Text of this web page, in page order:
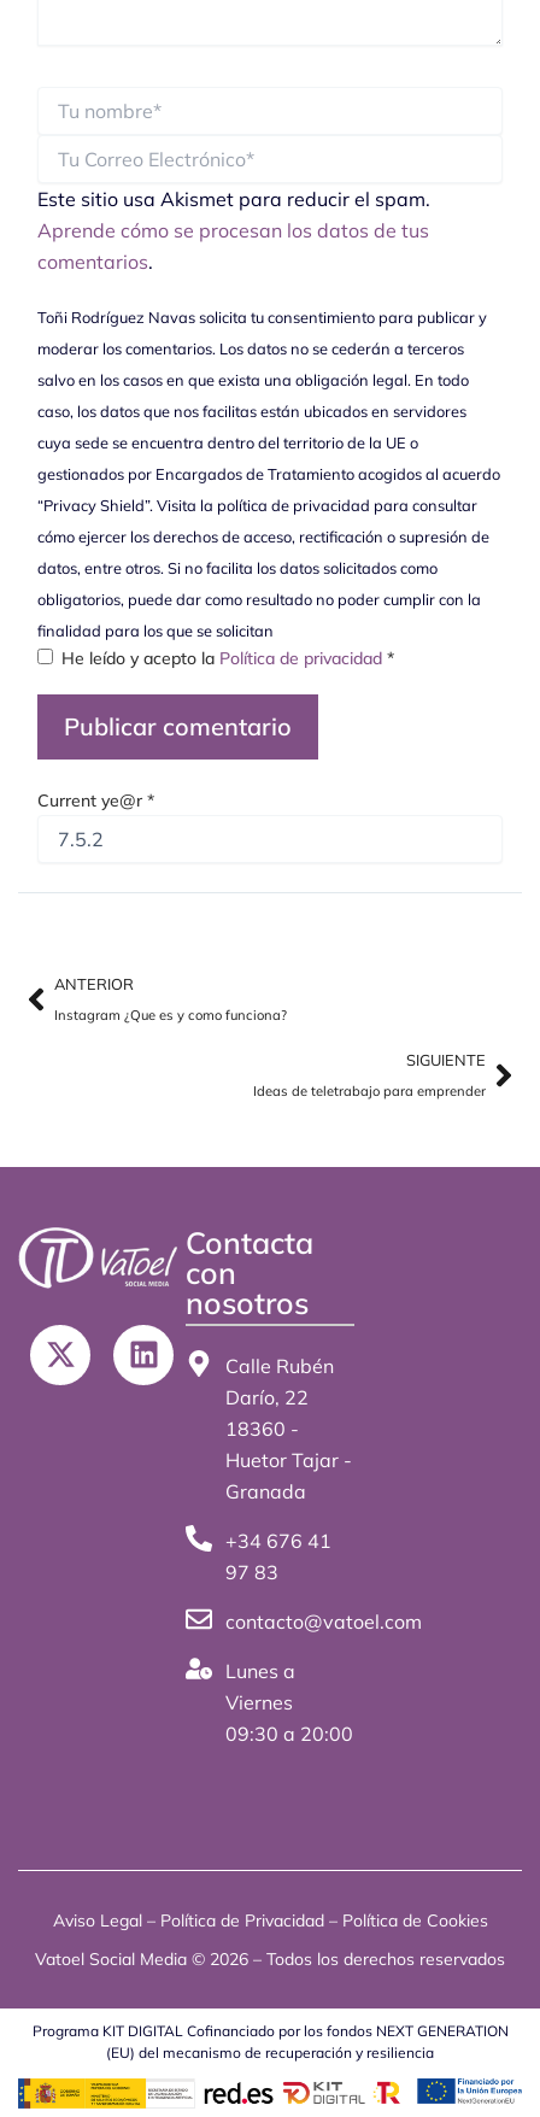
Este sitio usa Akismet para reducir el spam.
Aprende cómo se procesan los datos de tus
comentarios.
Toñi Rodríguez Navas solicita tu consentimiento para publicar y
moderar los comentarios. Los datos no se cederán a terceros
salvo en los casos en que exista una obligación legal. En todo
caso, los datos que nos facilitas están ubicados en servidores
cuya sede se encuentra dentro del territorio de la UE o
gestionados por Encargados de Tratamiento acogidos al acuerdo
“Privacy Shield”. Visita la política de privacidad para consultar
cómo ejercer los derechos de acceso, rectificación o supresión de
datos, entre otros. Si no facilita los datos solicitados como
obligatorios, puede dar como resultado no poder cumplir con la
finalidad para los que se solicitan
He leído y acepto la Política de privacidad *
Current ye@r *
AntANTERIOR
Instagram ¿Que es y como funciona?
SIGUIENTE
Ideas de teletrabajo para emprender
X
-
L
i
Contacta
con
nosotros
Calle Rubén
Darío, 22
18360 -
Huetor Tajar -
Granada
+34 676 41
97 83
contacto@vatoel.com
Lunes a
Viernes
09:30 a 20:00
Aviso Legal– Política de Privacidad– Política de Cookies
Vatoel Social Media © 2026 – Todos los derechos reservados
Programa KIT DIGITAL Cofinanciado por los fondos NEXT GENERATION
(EU) del mecanismo de recuperación y resiliencia